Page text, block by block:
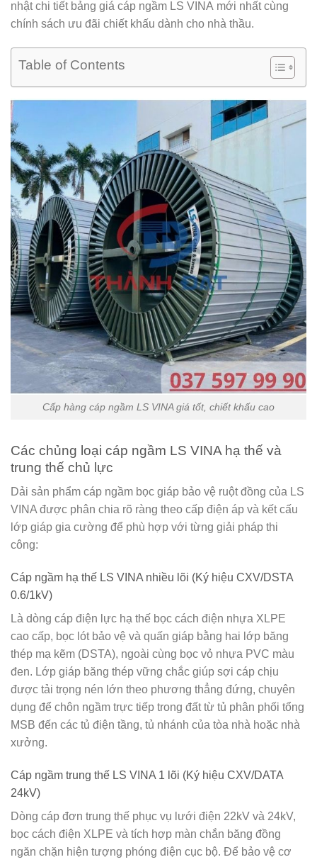
nhật chi tiết bảng giá cáp ngầm LS VINA mới nhất cùng
chính sách ưu đãi chiết khấu dành cho nhà thầu.
Table of Contents
Cấp hàng cáp ngầm LS VINA giá tốt, chiết khấu cao
Các chủng loại cáp ngầm LS VINA hạ thế và
trung thế chủ lực
Dải sản phẩm cáp ngầm bọc giáp bảo vệ ruột đồng của LS
VINA được phân chia rõ ràng theo cấp điện áp và kết cấu
lớp giáp gia cường để phù hợp với từng giải pháp thi
công:
Cáp ngầm hạ thế LS VINA nhiều lõi (Ký hiệu CXV/DSTA
0.6/1kV)
Là dòng cáp điện lực hạ thế bọc cách điện nhựa XLPE
cao cấp, bọc lót bảo vệ và quấn giáp bằng hai lớp băng
thép mạ kẽm (DSTA), ngoài cùng bọc vỏ nhựa PVC màu
đen. Lớp giáp băng thép vững chắc giúp sợi cáp chịu
được tải trọng nén lớn theo phương thẳng đứng, chuyên
dụng để chôn ngầm trực tiếp trong đất từ tủ phân phối tổng
MSB đến các tủ điện tầng, tủ nhánh của tòa nhà hoặc nhà
xưởng.
Cáp ngầm trung thế LS VINA 1 lõi (Ký hiệu CXV/DATA
24kV)
Dòng cáp đơn trung thế phục vụ lưới điện 22kV và 24kV,
bọc cách điện XLPE và tích hợp màn chắn băng đồng
ngăn chặn hiện tượng phóng điện cục bộ. Để bảo vệ cơ